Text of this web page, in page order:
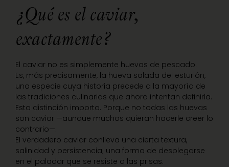
¿Qué es el caviar,
exactamente?
El caviar no es simplemente huevas de pescado.
Es, más precisamente, la hueva salada del esturión,
una especie cuya historia precede a la mayoría de
las tradiciones culinarias que ahora intentan definirla.
Esta distinción importa. Porque no todas las huevas
son caviar —aunque muchos quieran hacerle creer lo
contrario—.
El verdadero caviar conlleva una cierta textura,
salinidad y persistencia; una forma de desplegarse
en el paladar que se resiste a las prisas.